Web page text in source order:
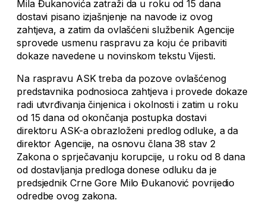
Mila Đukanovića zatraži da u roku od 15 dana
dostavi pisano izjašnjenje na navode iz ovog
zahtjeva, a zatim da ovlašćeni službenik Agencije
sprovede usmenu raspravu za koju će pribaviti
dokaze navedene u novinskom tekstu Vijesti.
Na raspravu ASK treba da pozove ovlašćenog
predstavnika podnosioca zahtjeva i provede dokaze
radi utvrđivanja činjenica i okolnosti i zatim u roku
od 15 dana od okončanja postupka dostavi
direktoru ASK-a obrazloženi predlog odluke, a da
direktor Agencije, na osnovu člana 38 stav 2
Zakona o sprječavanju korupcije, u roku od 8 dana
od dostavljanja predloga donese odluku da je
predsjednik Crne Gore Milo Đukanović povrijedio
odredbe ovog zakona.